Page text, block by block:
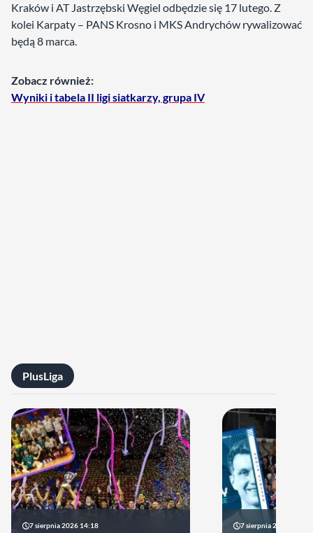
Kraków i AT Jastrzębski Węgiel odbędzie się 17 lutego. Z
kolei Karpaty – PANS Krosno i MKS Andrychów rywalizować
będą 8 marca.
Zobacz również:
Wyniki i tabela II ligi siatkarzy, grupa IV
PlusLiga
7 sierpnia 2026 14:18 7 sierpnia 2026 13:49